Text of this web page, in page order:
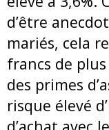
d’être
mariés, cela
francs de
des primes
risque élevé